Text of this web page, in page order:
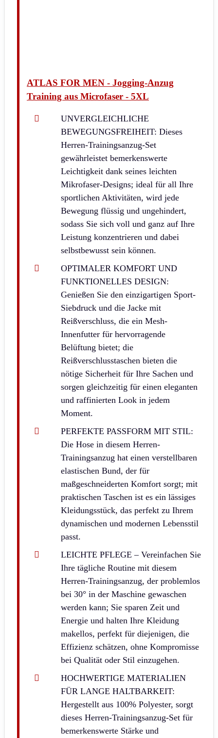
ATLAS FOR MEN - Jogging-Anzug
Training aus Microfaser - 5XL
UNVERGLEICHLICHE
BEWEGUNGSFREIHEIT: Dieses
Herren-Trainingsanzug-Set
gewährleistet bemerkenswerte
Leichtigkeit dank seines leichten
Mikrofaser-Designs; ideal für all Ihre
sportlichen Aktivitäten, wird jede
Bewegung flüssig und ungehindert,
sodass Sie sich voll und ganz auf Ihre
Leistung konzentrieren und dabei
selbstbewusst sein können.
OPTIMALER KOMFORT UND
FUNKTIONELLES DESIGN:
Genießen Sie den einzigartigen Sport-
Siebdruck und die Jacke mit
Reißverschluss, die ein Mesh-
Innenfutter für hervorragende
Belüftung bietet; die
Reißverschlusstaschen bieten die
nötige Sicherheit für Ihre Sachen und
sorgen gleichzeitig für einen eleganten
und raffinierten Look in jedem
Moment.
PERFEKTE PASSFORM MIT STIL:
Die Hose in diesem Herren-
Trainingsanzug hat einen verstellbaren
elastischen Bund, der für
maßgeschneiderten Komfort sorgt; mit
praktischen Taschen ist es ein lässiges
Kleidungsstück, das perfekt zu Ihrem
dynamischen und modernen Lebensstil
passt.
LEICHTE PFLEGE – Vereinfachen Sie
Ihre tägliche Routine mit diesem
Herren-Trainingsanzug, der problemlos
bei 30° in der Maschine gewaschen
werden kann; Sie sparen Zeit und
Energie und halten Ihre Kleidung
makellos, perfekt für diejenigen, die
Effizienz schätzen, ohne Kompromisse
bei Qualität oder Stil einzugehen.
HOCHWERTIGE MATERIALIEN
FÜR LANGE HALTBARKEIT:
Hergestellt aus 100% Polyester, sorgt
dieses Herren-Trainingsanzug-Set für
bemerkenswerte Stärke und